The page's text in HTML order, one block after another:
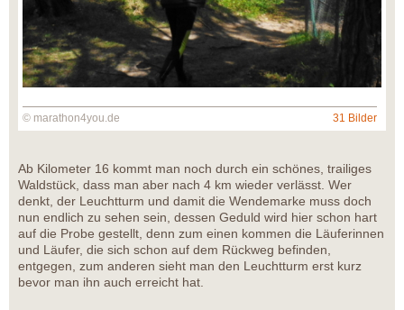
© marathon4you.de 31 Bilder
Ab Kilometer 16 kommt man noch durch ein schönes, trailiges
Waldstück, dass man aber nach 4 km wieder verlässt. Wer
denkt, der Leuchtturm und damit die Wendemarke muss doch
nun endlich zu sehen sein, dessen Geduld wird hier schon hart
auf die Probe gestellt, denn zum einen kommen die Läuferinnen
und Läufer, die sich schon auf dem Rückweg befinden,
entgegen, zum anderen sieht man den Leuchtturm erst kurz
bevor man ihn auch erreicht hat.